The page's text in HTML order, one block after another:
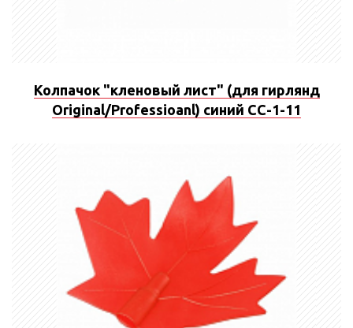
Колпачок "кленовый лист" (для гирлянд
Original/Professioanl) синий CC-1-11